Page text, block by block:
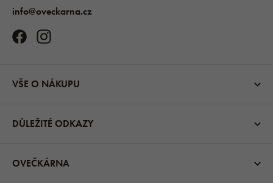
info@oveckarna.cz
VŠE O NÁKUPU
DŮLEŽITÉ ODKAZY
OVEČKÁRNA